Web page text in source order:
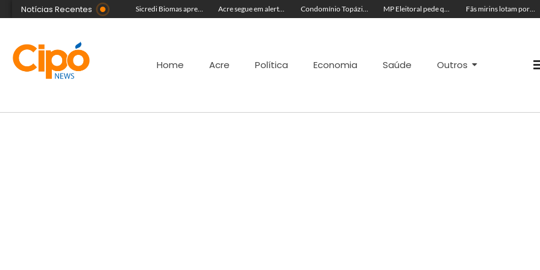
Notícias Recentes
Com equipe reforçada no Agosto Lilás, Delegacia da Mulher intensifica prisões e reduz acervo de inquéritos no Juruá Sicredi Biomas apresenta na Expoacre crédito do Plano Safra voltado às mulheres Acre segue em alerta para casos de síndrome respiratória aguda grave, aponta Fiocruz Condomínio Topázio é condenado a pagar R$ 4 mil a família de criança ferida em quadra esportiva MP Eleitoral pede que TRE-AC negue candidatura de Antônia Lúcia com base em condenações por peculato e improbidade Fãs mirins lotam porta de hotel à espera de Ana Castela para show na Expoacre
Home Acre Política Economia Saúde Outros